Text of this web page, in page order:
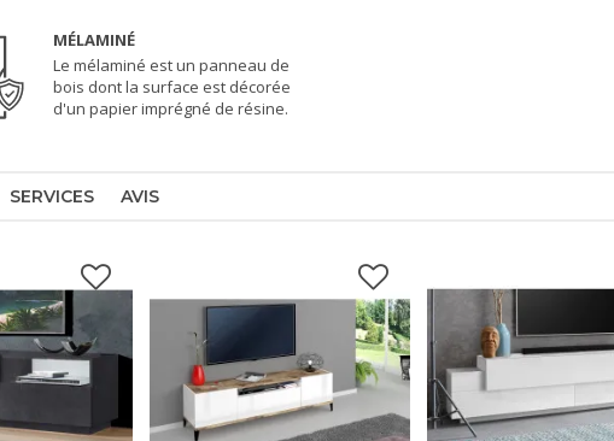
MÉLAMINÉ
Le mélaminé est un panneau de
bois dont la surface est décorée
d'un papier imprégné de résine.
SERVICES AVIS